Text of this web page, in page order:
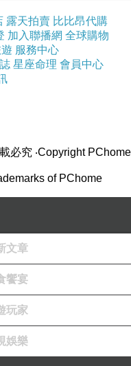
露天拍賣 比比昂代購
加入聯播網 全球購物
服務中心
星座命理 會員中心
必究 ‧Copyright PChome
of PChome
文章
饗宴
玩家
娛樂